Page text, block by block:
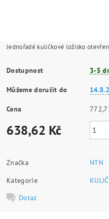
Jednořadé kuličkové ložisko
Dostupnost 3-5
Můžeme doručit do
Cena
638,62 Kč
Značka
NTN
Kategorie
Dotaz